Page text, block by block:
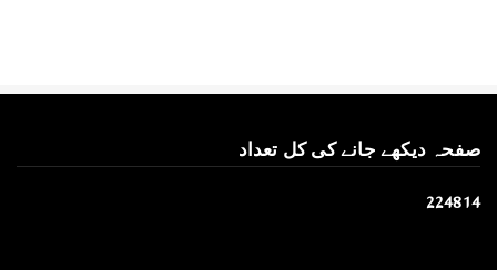
صفحہ دیکھے جانے کی کل تعداد
224814